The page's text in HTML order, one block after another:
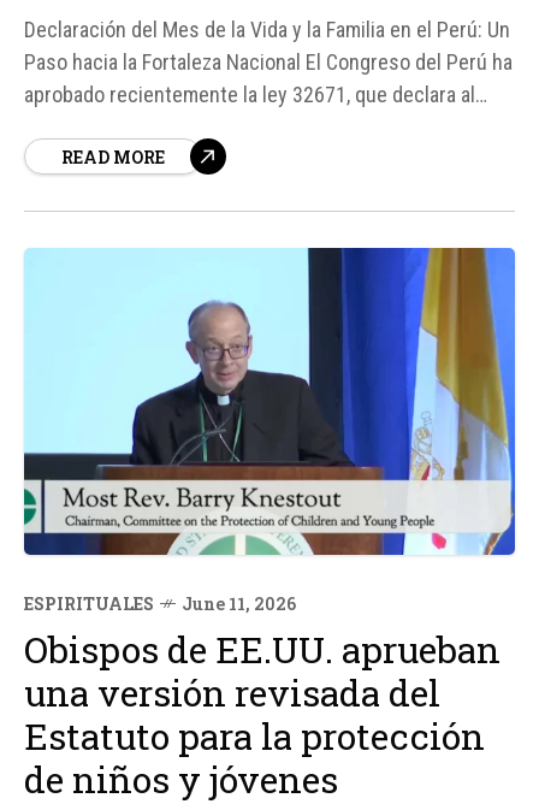
Declaración del Mes de la Vida y la Familia en el Perú: Un
Paso hacia la Fortaleza Nacional El Congreso del Perú ha
aprobado recientemente la ley 32671, que declara al
el país. Esta decisión, publicada en el diario oficial...
READ MORE
ESPIRITUALES June 11, 2026
Obispos de EE.UU. aprueban
una versión revisada del
Estatuto para la protección
de niños y jóvenes